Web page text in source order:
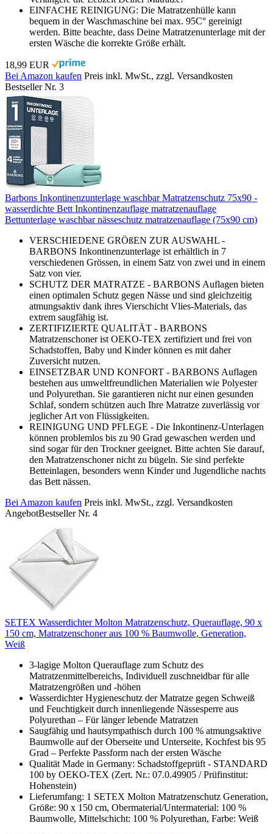
EINFACHE REINIGUNG: Die Matratzenhülle kann
bequem in der Waschmaschine bei max. 95C° gereinigt
werden. Bitte beachte, dass Deine Matratzenunterlage mit der
ersten Wäsche die korrekte Größe erhält.
18,99 EUR
Bei Amazon kaufen Preis inkl. MwSt., zzgl. Versandkosten
Bestseller Nr. 3
Barbons Inkontinenzunterlage waschbar Matratzenschutz 75x90 -
wasserdichte Bett Inkontinenzauflage matratzenauflage
Bettunterlage waschbar nässeschutz matratzenauflage (75x90 cm)
VERSCHIEDENE GRÖßEN ZUR AUSWAHL -
BARBONS Inkontinenzunterlage ist erhältlich in 7
verschiedenen Grössen, in einem Satz von zwei und in einem
Satz von vier.
SCHUTZ DER MATRATZE - BARBONS Auflagen bieten
einen optimalen Schutz gegen Nässe und sind gleichzeitig
atmungsaktiv dank ihres Vierschicht Vlies-Materials, das
extrem saugfähig ist.
ZERTIFIZIERTE QUALITÄT - BARBONS
Matratzenschoner ist OEKO-TEX zertifiziert und frei von
Schadstoffen, Baby und Kinder können es mit daher
Zuversicht nutzen.
EINSETZBAR UND KONFORT - BARBONS Auflagen
bestehen aus umweltfreundlichen Materialien wie Polyester
und Polyurethan. Sie garantieren nicht nur einen gesunden
Schlaf, sondern schützen auch Ihre Matratze zuverlässig vor
jeglicher Art von Flüssigkeiten.
REINIGUNG UND PFLEGE - Die Inkontinenz-Unterlagen
können problemlos bis zu 90 Grad gewaschen werden und
sind sogar für den Trockner geeignet. Bitte achten Sie darauf,
den Matratzenschoner nicht zu bügeln. Sie sind perfekte
Betteinlagen, besonders wenn Kinder und Jugendliche nachts
das Bett nässen.
Bei Amazon kaufen Preis inkl. MwSt., zzgl. Versandkosten
AngebotBestseller Nr. 4
SETEX Wasserdichter Molton Matratzenschutz, Querauflage, 90 x
150 cm, Matratzenschoner aus 100 % Baumwolle, Generation,
Weiß
3-lagige Molton Querauflage zum Schutz des
Matratzenmittelbereichs, Individuell zuschneidbar für alle
Matratzengrößen und -höhen
Wasserdichter Hygieneschutz der Matratze gegen Schweiß
und Feuchtigkeit durch innenliegende Nässesperre aus
Polyurethan – Für länger lebende Matratzen
Saugfähig und hautsympathisch durch 100 % atmungsaktive
Baumwolle auf der Oberseite und Unterseite, Kochfest bis 95
Grad – Perfekte Passform nach der ersten Wäsche
Qualität Made in Germany: Schadstoffgeprüft - STANDARD
100 by OEKO-TEX (Zert. Nr.: 07.0.49905 / Prüfinstitut:
Hohenstein)
Lieferumfang: 1 SETEX Molton Matratzenschutz Generation,
Größe: 90 x 150 cm, Obermaterial/Untermaterial: 100 %
Baumwolle, Mittelschicht: 100 % Polyurethan, Farbe: Weiß